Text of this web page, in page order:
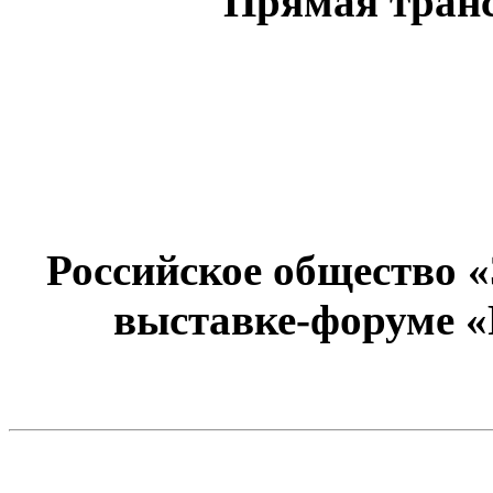
Российское общество
выставке-форуме